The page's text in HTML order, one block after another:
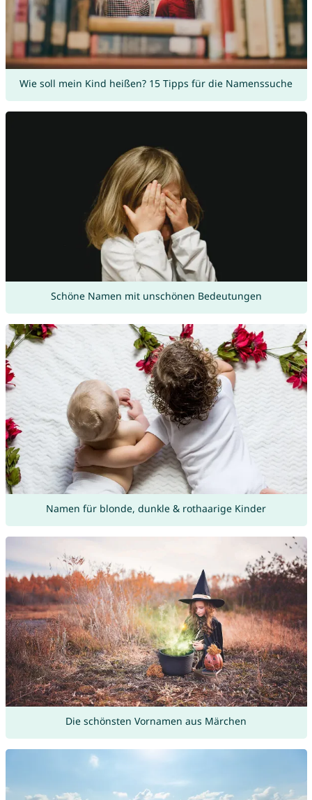
Wie soll mein Kind heißen? 15 Tipps für die Namenssuche
Schöne Namen mit unschönen Bedeutungen
Namen für blonde, dunkle & rothaarige Kinder
Die schönsten Vornamen aus Märchen